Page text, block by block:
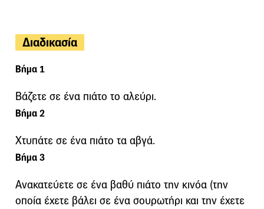
Διαδικασία
Βήμα 1
Βάζετε σε ένα πιάτο το αλεύρι.
Βήμα 2
Χτυπάτε σε ένα πιάτο τα αβγά.
Βήμα 3
Ανακατεύετε σε ένα βαθύ πιάτο την κινόα (την
οποία έχετε βάλει σε ένα σουρωτήρι και την έχετε